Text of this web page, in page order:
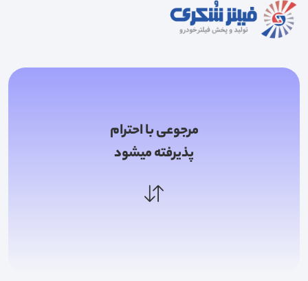
مرجوعی با احترام
پذیرفته میشود